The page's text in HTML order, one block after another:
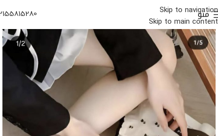
Skip to navigation
Skip to main content
منو